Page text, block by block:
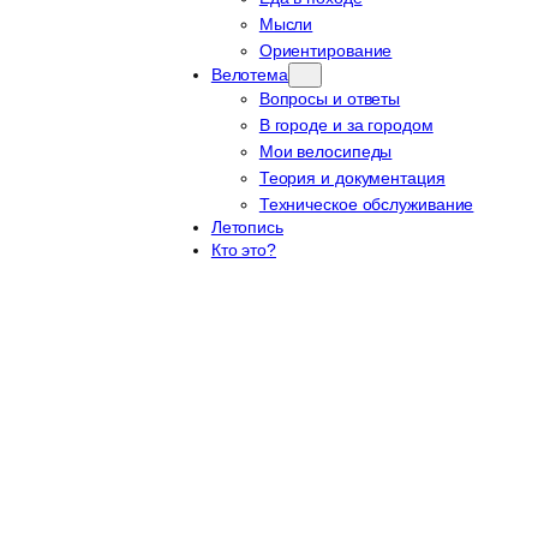
Мысли
Ориентирование
Велотема
Вопросы и ответы
В городе и за городом
Мои велосипеды
Теория и документация
Техническое обслуживание
Летопись
Кто это?